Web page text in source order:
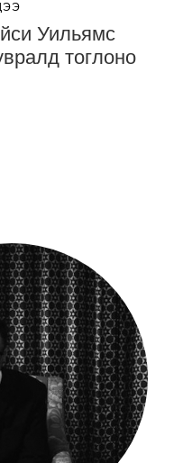
Уильямс
тоглоно